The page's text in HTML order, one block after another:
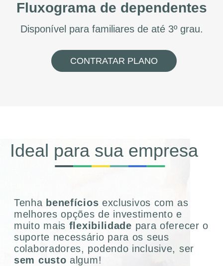
Fluxograma de dependentes
Disponível para familiares de até 3º grau.
CONTRATAR PLANO
Ideal para sua empresa
Tenha benefícios exclusivos com as
melhores opções de investimento e
muito mais flexibilidade para oferecer o
suporte necessário para os seus
colaboradores, podendo inclusive, ser
sem custo algum!